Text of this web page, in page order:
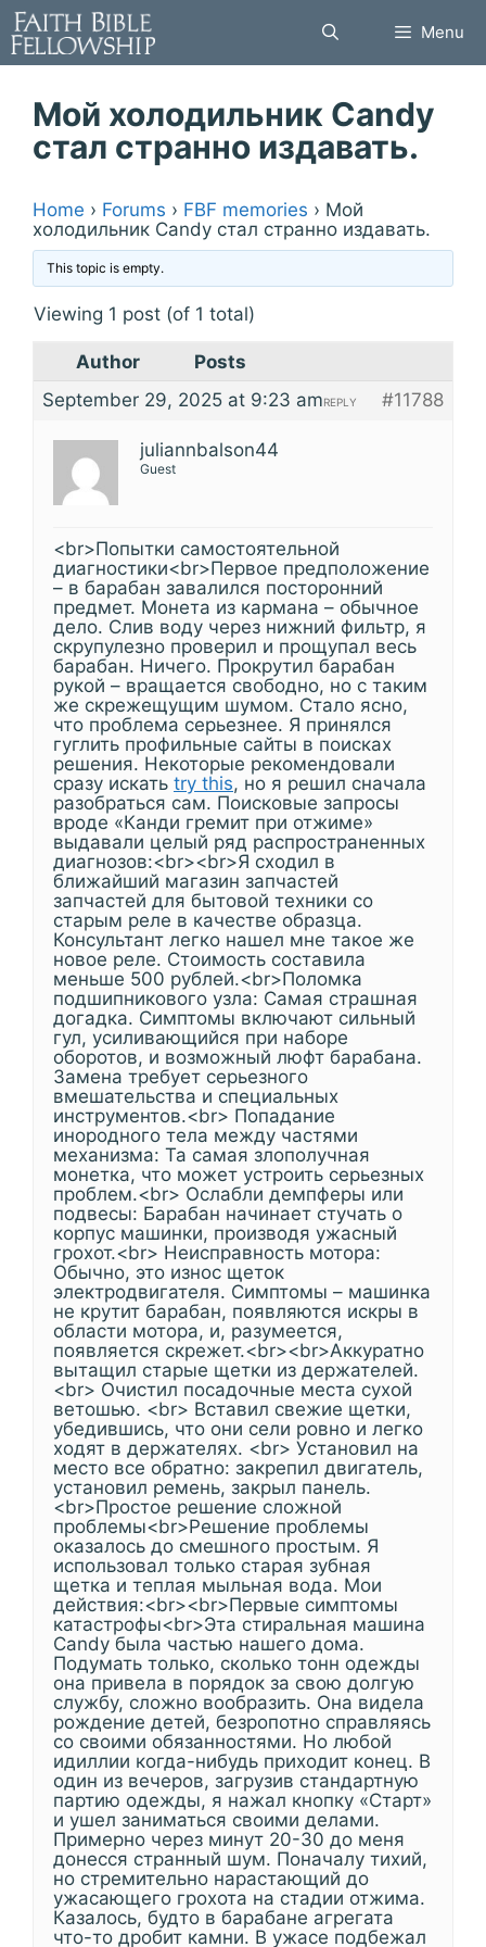
Skip
to
content
Menu
Мой холодильник Candy
стал странно издавать.
Home › Forums › FBF memories › Мой
холодильник Candy стал странно издавать.
This topic is empty.
Viewing 1 post (of 1 total)
Author
Posts
September 29, 2025 at 9:23 am
#11788
REPLY
juliannbalson44
Guest
<br>Попытки самостоятельной
диагностики<br>Первое предположение
– в барабан завалился посторонний
предмет. Монета из кармана – обычное
дело. Слив воду через нижний фильтр, я
скрупулезно проверил и прощупал весь
барабан. Ничего. Прокрутил барабан
рукой – вращается свободно, но с таким
же скрежещущим шумом. Стало ясно,
что проблема серьезнее. Я принялся
гуглить профильные сайты в поисках
решения. Некоторые рекомендовали
сразу искать try this, но я решил сначала
разобраться сам. Поисковые запросы
вроде «Канди гремит при отжиме»
выдавали целый ряд распространенных
диагнозов:<br><br>Я сходил в
ближайший магазин запчастей
запчастей для бытовой техники со
старым реле в качестве образца.
Консультант легко нашел мне такое же
новое реле. Стоимость составила
меньше 500 рублей.<br>Поломка
подшипникового узла: Самая страшная
догадка. Симптомы включают сильный
гул, усиливающийся при наборе
оборотов, и возможный люфт барабана.
Замена требует серьезного
вмешательства и специальных
инструментов.<br> Попадание
инородного тела между частями
механизма: Та самая злополучная
монетка, что может устроить серьезных
проблем.<br> Ослабли демпферы или
подвесы: Барабан начинает стучать о
корпус машинки, производя ужасный
грохот.<br> Неисправность мотора:
Обычно, это износ щеток
электродвигателя. Симптомы – машинка
не крутит барабан, появляются искры в
области мотора, и, разумеется,
появляется скрежет.<br><br>Аккуратно
вытащил старые щетки из держателей.
<br> Очистил посадочные места сухой
ветошью. <br> Вставил свежие щетки,
убедившись, что они сели ровно и легко
ходят в держателях. <br> Установил на
место все обратно: закрепил двигатель,
установил ремень, закрыл панель.
<br>Простое решение сложной
проблемы<br>Решение проблемы
оказалось до смешного простым. Я
использовал только старая зубная
щетка и теплая мыльная вода. Мои
действия:<br><br>Первые симптомы
катастрофы<br>Эта стиральная машина
Candy была частью нашего дома.
Подумать только, сколько тонн одежды
она привела в порядок за свою долгую
службу, сложно вообразить. Она видела
рождение детей, безропотно справляясь
со своими обязанностями. Но любой
идиллии когда-нибудь приходит конец. В
один из вечеров, загрузив стандартную
партию одежды, я нажал кнопку «Старт»
и ушел заниматься своими делами.
Примерно через минут 20-30 до меня
донесся странный шум. Поначалу тихий,
но стремительно нарастающий до
ужасающего грохота на стадии отжима.
Казалось, будто в барабане агрегата
что-то дробит камни. В ужасе подбежал